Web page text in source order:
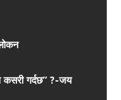
कसरी गर्दछ” ?-जय